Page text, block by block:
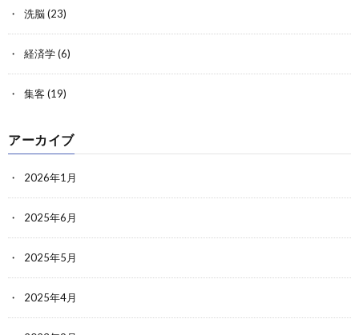
洗脳(23)
経済学(6)
集客 (19)
アーカイブ
2026年1月
2025年6月
2025年5月
2025年4月